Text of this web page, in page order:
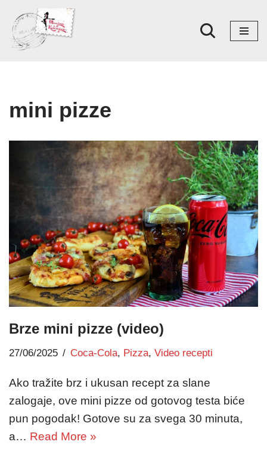
Skoči
na
mini pizze
Brze mini pizze (video)
27/06/2025 Coca-Cola, Pizza, Video recepti
Ako tražite brz i ukusan recept za slane
zalogaje, ove mini pizze od gotovog testa biće
pun pogodak! Gotove su za svega 30 minuta,
a… Read More »